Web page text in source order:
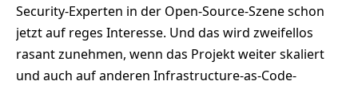
Security-Experten in der Open-Source-Szene schon
jetzt auf reges Interesse. Und das wird zweifellos
rasant zunehmen, wenn das Projekt weiter skaliert
und auch auf anderen Infrastructure-as-Code-